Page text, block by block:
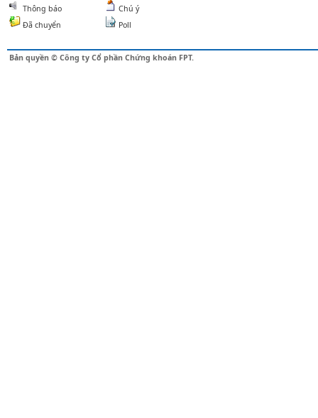
Thông báo
Chú ý
Đã chuyển
Poll
Bản quyền © Công ty Cổ phần Chứng khoán FPT.